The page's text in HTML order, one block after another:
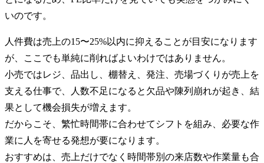
いのです。
人件費は売上の15〜25%以内に抑えることが目安になります
が、ここでも単純に削ればよいわけではありません。
小売ではレジ、品出し、棚替え、発注、売場づくりが売上を
支える仕事で、人数不足になると欠品や陳列崩れが起き、結
果として機会損失が増えます。
だからこそ、繁忙時間帯に合わせてシフトを組み、必要な作
業に人を寄せる発想が要になります。
おすすめは、売上だけでなく時間帯別の来店数や作業量も合